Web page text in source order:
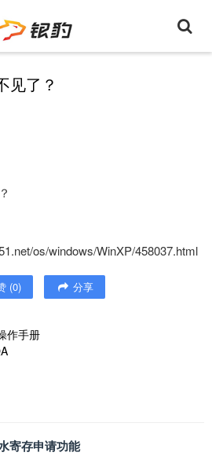
见了？
os/windows/WinXP/458037.html
(0) 分享
作手册
寄存申请功能